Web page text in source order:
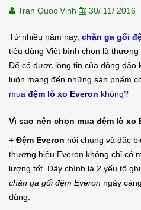
Tran Quoc Vinh 30/ 11/ 2016
Từ nhiều năm nay, chăn ga gối
tiêu dùng Việt bình chọn là thương
Để có được lòng tin của đông đảo
luôn mang đến những sản phẩm
mua đệm lò xo Everon không?
Vì sao nên chọn mua đệm lò xo
+ Đệm Everon nói chung và đặc
thương hiệu Everon không chỉ có
lượng tốt. Đây chính là 2 yếu tố
chăn ga gối đệm Everon ngày
dùng.